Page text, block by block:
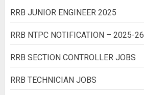
RRB JUNIOR ENGINEER 2025
RRB NTPC NOTIFICATION – 2025-26
RRB SECTION CONTROLLER JOBS
RRB TECHNICIAN JOBS